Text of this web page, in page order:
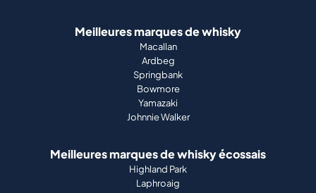
Meilleures marques de whisky
Macallan
Ardbeg
Springbank
Bowmore
Yamazaki
Johnnie Walker
Meilleures marques de whisky écossais
Highland Park
Laphroaig